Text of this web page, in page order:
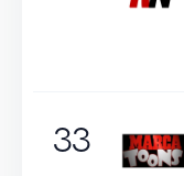
33